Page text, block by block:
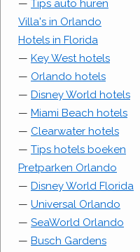
— Tips auto huren
Villa's in Orlando
Hotels in Florida
— Key West hotels
— Orlando hotels
— Disney World hotels
— Miami Beach hotels
— Clearwater hotels
— Tips hotels boeken
Pretparken Orlando
— Disney World Florida
— Universal Orlando
— SeaWorld Orlando
— Busch Gardens